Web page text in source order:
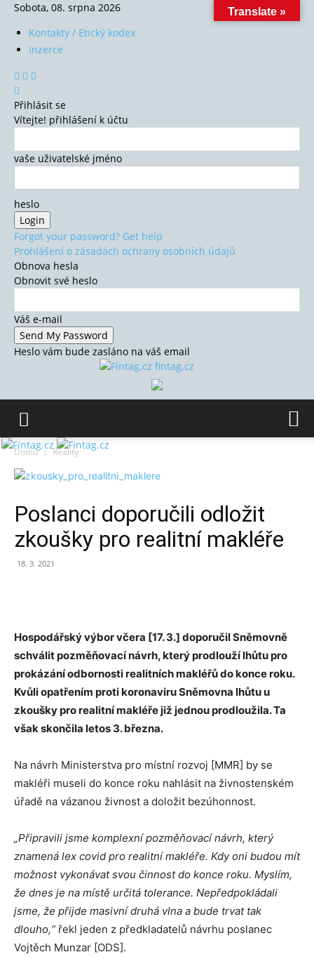
Sobota, 08. srpna 2026
Kontakty / Etický kodex
Inzerce
Přihlásit se
Vítejte! přihlášení k účtu
vaše uživatelské jméno
heslo
Forgot your password? Get help
Prohlášení o zásadách ochrany osobních údajů
Obnova hesla
Obnovit své heslo
Váš e-mail
Heslo vám bude zasláno na váš email
fintag.cz
Domů Reality
Poslanci doporučili odložit
zkoušky pro realitní makléře
18. 3. 2021
Hospodářský výbor včera [17. 3.] doporučil Sněmovně
schválit pozměňovací návrh, který prodlouží lhůtu pro
prokázání odbornosti realitních makléřů do konce roku.
Kvůli opatřením proti koronaviru Sněmovna lhůtu u
zkoušky pro realitní makléře již jednou prodloužila. Ta
však skončila letos 3. března.
Na návrh Ministerstva pro místní rozvoj [MMR] by se
makléři museli do konce roku nahlásit na živnostenském
úřadě na vázanou živnost a doložit bezúhonnost.
„Připravili jsme komplexní pozměňovací návrh, který
znamená lex covid pro realitní makléře. Kdy oni budou mít
možnost vykonávat svou činnost do konce roku. Myslím,
že dnes je na místě určitá tolerance. Nepředpokládali
jsme, že přijde masivní druhá vlna a bude trvat tak
dlouho,“řekl jeden z předkladatelů návrhu poslanec
Vojtěch Munzar [ODS].
Translate »